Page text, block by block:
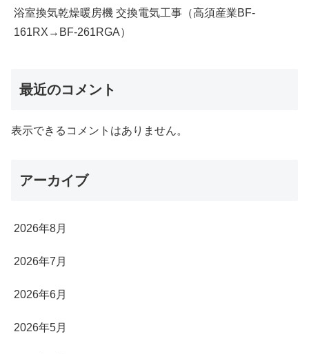
浴室換気乾燥暖房機 交換電気工事（高須産業BF-
161RX→BF-261RGA）
最近のコメント
表示できるコメントはありません。
アーカイブ
2026年8月
2026年7月
2026年6月
2026年5月